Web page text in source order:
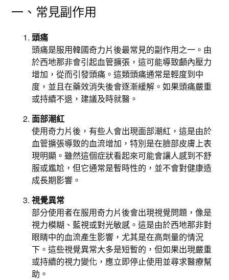
一、常見副作用
頭痛
頭痛是服用韓國奇力片後最常見的副作用之一。由
於西地那非會引起血管擴張，這可能導致顱內壓力
增加，從而引發頭痛。這類頭痛通常是輕度到中
度，並且在藥效消失後會逐漸緩解。如果頭痛嚴重
或持續不退，建議及時就醫。
面部潮紅
使用奇力片後，有些人會出現面部潮紅，這是由於
血管擴張導致的血流增加，特別是在臉部皮膚上表
現明顯。雖然這個症狀看起來可能會讓人感到不舒
服或尷尬，但它通常是暫時性的，並不會對健康造
成長期影響。
視覺異常
部分使用者在服用奇力片後會出現視覺問題，像是
視力模糊、藍視或對光敏感。這是由於西地那非對
眼睛中的血流產生影響，尤其是在高劑量的情況
下。這些視覺異常大多是短暫的，但如果出現嚴重
或持續的視力變化，應立即停止使用並尋求醫療幫
助。